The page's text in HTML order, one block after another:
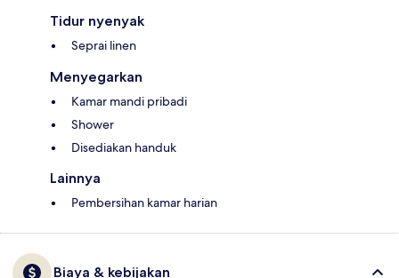
Tidur nyenyak
Seprai linen
Menyegarkan
Kamar mandi pribadi
Shower
Disediakan handuk
Lainnya
Pembersihan kamar harian
Biaya & kebijakan